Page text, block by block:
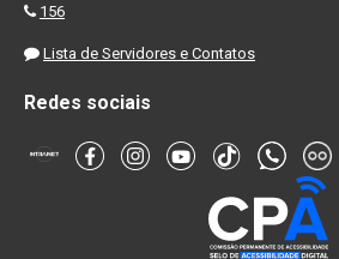
156
Lista de Servidores e Contatos
Redes sociais